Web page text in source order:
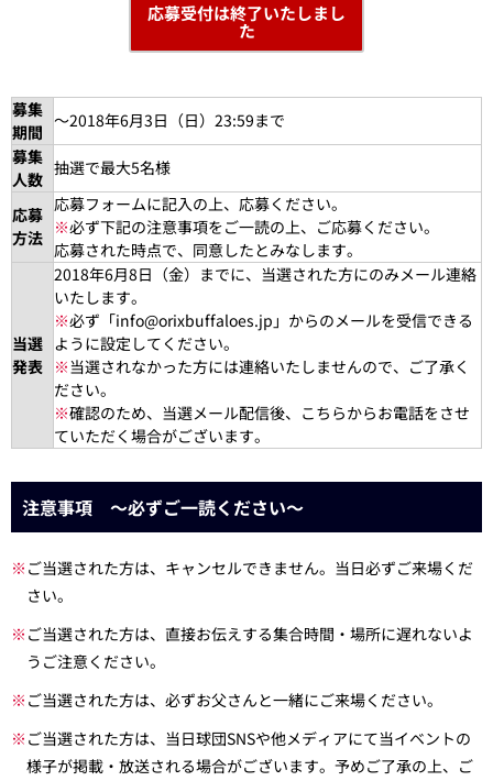
応募受付は終了いたしまし
た
募集
期間
～2018年6月3日（日）23:59まで
募集
人数
抽選で最大5名様
応募
方法
応募フォームに記入の上、応募ください。
※必ず下記の注意事項をご一読の上、ご応募ください。
応募された時点で、同意したとみなします。
当選
発表
2018年6月8日（金）までに、当選された方にのみメール連絡
いたします。
※必ず「info@orixbuffaloes.jp」からのメールを受信できる
ように設定してください。
※当選されなかった方には連絡いたしませんので、ご了承く
ださい。
※確認のため、当選メール配信後、こちらからお電話をさせ
ていただく場合がございます。
注意事項 ～必ずご一読ください～
※ ご当選された方は、キャンセルできません。当日必ずご来場くだ
さい。
※ ご当選された方は、直接お伝えする集合時間・場所に遅れないよ
うご注意ください。
※ ご当選された方は、必ずお父さんと一緒にご来場ください。
※ ご当選された方は、当日球団SNSや他メディアにて当イベントの
様子が掲載・放送される場合がございます。予めご了承の上、ご